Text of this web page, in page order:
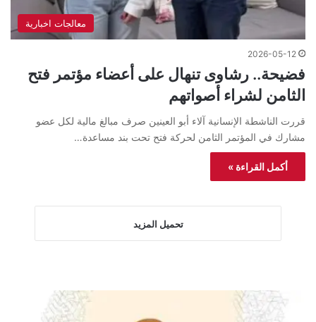
معالجات اخبارية
2026-05-12
فضيحة.. رشاوى تنهال على أعضاء مؤتمر فتح
الثامن لشراء أصواتهم
قررت الناشطة الإنسانية آلاء أبو العينين صرف مبالغ مالية لكل عضو
مشارك في المؤتمر الثامن لحركة فتح تحت بند مساعدة…
أكمل القراءة »
تحميل المزيد